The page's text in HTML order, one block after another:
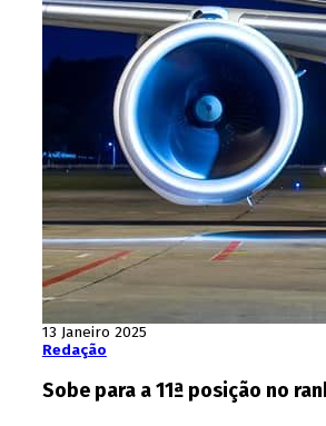
13 Janeiro 2025
Redação
Sobe para a 11ª posição no